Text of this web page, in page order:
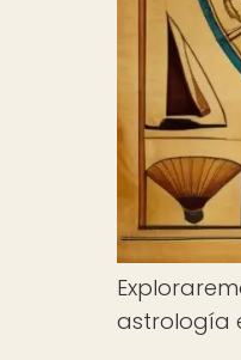
astrología